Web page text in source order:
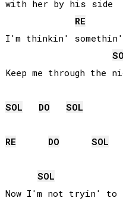
with her by his side
RE
I'm thinkin'
Keep me through the
SOL DO SOL
RE DO SOL
SOL
Now I'm not tryin' to